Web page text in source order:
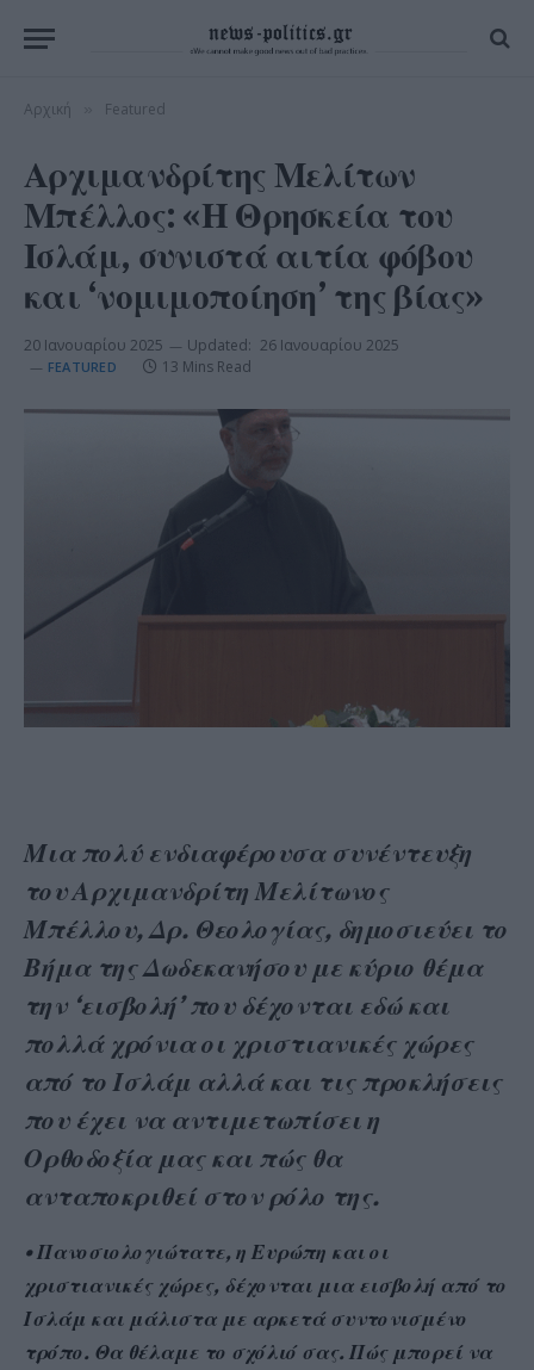
Αρχική Featured
Αρχιμανδρίτης Μελίτων
Μπέλλος: «Η Θρησκεία του
Ισλάμ, συνιστά αιτία φόβου
και ‘νομιμοποίηση’ της βίας»
20 Ιανουαρίου 2025 Updated: 26 Ιανουαρίου 2025
FEATURED 13 Mins Read
Μια πολύ ενδιαφέρουσα συνέντευξη
του Αρχιμανδρίτη Μελίτωνος
Μπέλλου, Δρ. Θεολογίας, δημοσιεύει το
Βήμα της Δωδεκανήσου με κύριο θέμα
την ‘εισβολή’ που δέχονται εδώ και
πολλά χρόνια οι χριστιανικές χώρες
από το Ισλάμ αλλά και τις προκλήσεις
που έχει να αντιμετωπίσει η
Ορθοδοξία μας και πώς θα
ανταποκριθεί στον ρόλο της.
• Πανοσιολογιώτατε, η Ευρώπη και οι
χριστιανικές χώρες, δέχονται μια εισβολή από το
Ισλάμ και μάλιστα με αρκετά συντονισμένο
τρόπο. Θα θέλαμε το σχόλιό σας. Πώς μπορεί να